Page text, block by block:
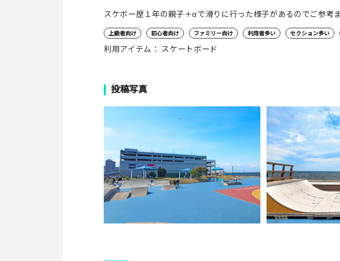
スケボー歴１年の親子＋αで滑りに行った様子があるのでご参考
上級者向け 初心者向け ファミリー向け 利用者多い セクション多い
利用アイテム： スケートボード
投稿写真